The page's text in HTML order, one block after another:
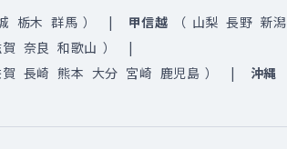
栃木 群馬 ） 甲信越 （ 山梨 長野 新潟
奈良 和歌山 ）
長崎 熊本 大分 宮崎 鹿児島 ） 沖縄